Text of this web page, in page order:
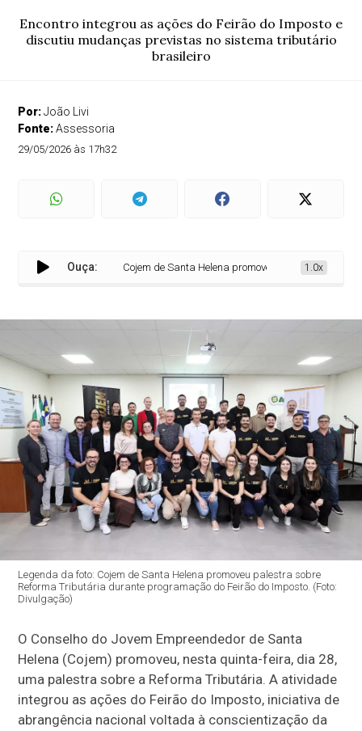
Encontro integrou as ações do Feirão do Imposto e
discutiu mudanças previstas no sistema tributário
brasileiro
Por:João Livi
Fonte:Assessoria
29/05/2026 às 17h32
Ouça: Cojem de Santa Helena promove palestra sobre
1.0x
Legenda da foto: Cojem de Santa Helena promoveu palestra sobre
Reforma Tributária durante programação do Feirão do Imposto. (Foto:
Divulgação)
O Conselho do Jovem Empreendedor de Santa
Helena (Cojem) promoveu, nesta quinta-feira, dia 28,
uma palestra sobre a Reforma Tributária. A atividade
integrou as ações do Feirão do Imposto, iniciativa de
abrangência nacional voltada à conscientização da